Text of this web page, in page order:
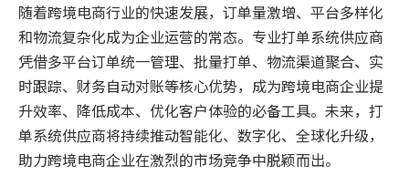
随着跨境电商行业的快速发展，订单量激增、平台多样化
和物流复杂化成为企业运营的常态。专业打单系统供应商
凭借多平台订单统一管理、批量打单、物流渠道聚合、实
时跟踪、财务自动对账等核心优势，成为跨境电商企业提
升效率、降低成本、优化客户体验的必备工具。未来，打
单系统供应商将持续推动智能化、数字化、全球化升级，
助力跨境电商企业在激烈的市场竞争中脱颖而出。